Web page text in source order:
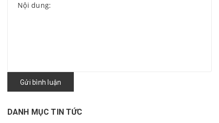
Gửi bình luận
DANH MỤC TIN TỨC